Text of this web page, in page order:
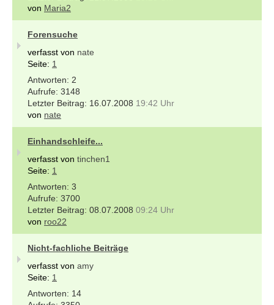
von Maria2
Forensuche
verfasst von nate
Seite: 1
2
3148
16.07.2008 19:42 Uhr
von nate
Einhandschleife...
verfasst von tinchen1
Seite: 1
3
3700
08.07.2008 09:24 Uhr
von roo22
Nicht-fachliche Beiträge
verfasst von amy
Seite: 1
14